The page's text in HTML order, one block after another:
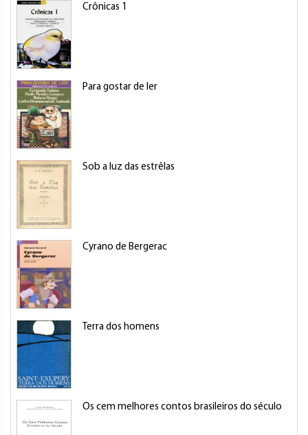
Crônicas 1
Para gostar de ler
Sob a luz das estrêlas
Cyrano de Bergerac
Terra dos homens
Os cem melhores contos brasileiros do século